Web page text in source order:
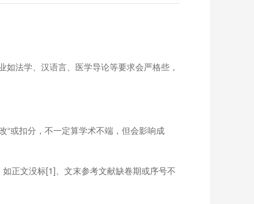
法学、汉语言、医学导论等要求会严格些，
“或扣分，不一定算学术不端，但会影响成
正文没标[1]、文末参考文献缺卷期或序号不